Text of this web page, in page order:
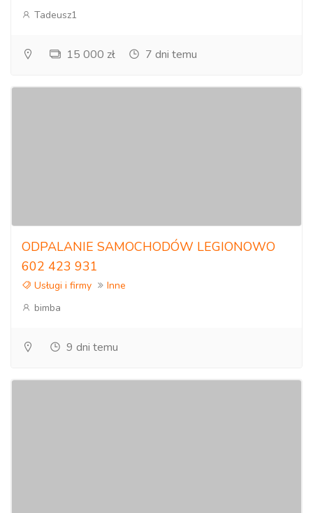
Tadeusz1
15 000 zł 7 dni temu
ODPALANIE SAMOCHODÓW LEGIONOWO
602 423 931
Usługi i firmy
Inne
bimba
9 dni temu